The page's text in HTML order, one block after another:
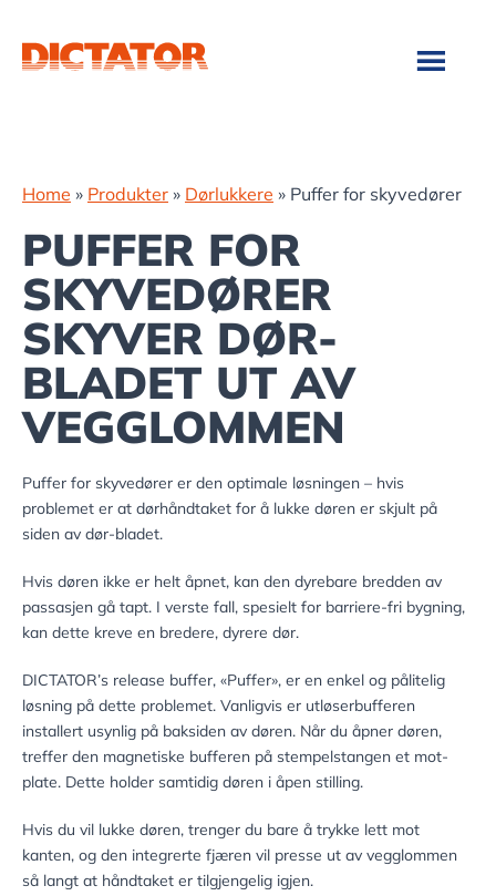
hovedinnhold
bunntekst
Home » Produkter » Dørlukkere » Puffer for skyvedører
PUFFER FOR
SKYVEDØRER
SKYVER DØR-
BLADET UT AV
VEGGLOMMEN
Puffer for skyvedører er den optimale løsningen – hvis
problemet er at dørhåndtaket for å lukke døren er skjult på
siden av dør-bladet.
Hvis døren ikke er helt åpnet, kan den dyrebare bredden av
passasjen gå tapt. I verste fall, spesielt for barriere-fri bygning,
kan dette kreve en bredere, dyrere dør.
DICTATOR’s release buffer, «Puffer», er en enkel og pålitelig
løsning på dette problemet. Vanligvis er utløserbufferen
installert usynlig på baksiden av døren. Når du åpner døren,
treffer den magnetiske bufferen på stempelstangen et mot-
plate. Dette holder samtidig døren i åpen stilling.
Hvis du vil lukke døren, trenger du bare å trykke lett mot
kanten, og den integrerte fjæren vil presse ut av vegglommen
så langt at håndtaket er tilgjengelig igjen.